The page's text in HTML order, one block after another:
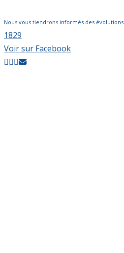
Nous vous tiendrons informés des évolutions.
1829
Voir sur Facebook